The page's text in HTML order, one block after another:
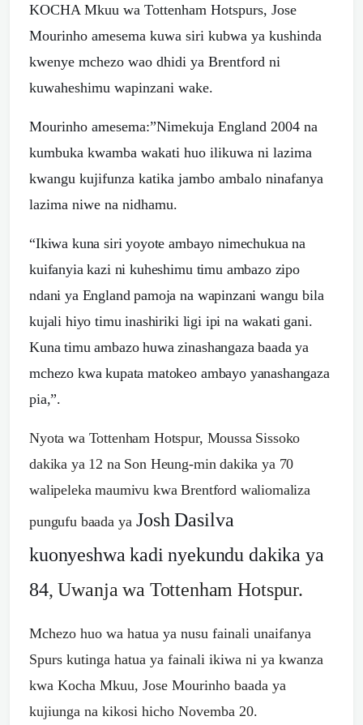
KOCHA Mkuu wa Tottenham Hotspurs, Jose
Mourinho amesema kuwa siri kubwa ya kushinda
kwenye mchezo wao dhidi ya Brentford ni
kuwaheshimu wapinzani wake.
Mourinho amesema:”Nimekuja England 2004 na
kumbuka kwamba wakati huo ilikuwa ni lazima
kwangu kujifunza katika jambo ambalo ninafanya
lazima niwe na nidhamu.
“Ikiwa kuna siri yoyote ambayo nimechukua na
kuifanyia kazi ni kuheshimu timu ambazo zipo
ndani ya England pamoja na wapinzani wangu bila
kujali hiyo timu inashiriki ligi ipi na wakati gani.
Kuna timu ambazo huwa zinashangaza baada ya
mchezo kwa kupata matokeo ambayo yanashangaza
pia,”.
Nyota wa Tottenham Hotspur, Moussa Sissoko
dakika ya 12 na Son Heung-min dakika ya 70
walipeleka maumivu kwa Brentford waliomaliza
pungufu baada ya Josh Dasilva
kuonyeshwa kadi nyekundu dakika ya
84, Uwanja wa Tottenham Hotspur.
Mchezo huo wa hatua ya nusu fainali unaifanya
Spurs kutinga hatua ya fainali ikiwa ni ya kwanza
kwa Kocha Mkuu, Jose Mourinho baada ya
kujiunga na kikosi hicho Novemba 20.